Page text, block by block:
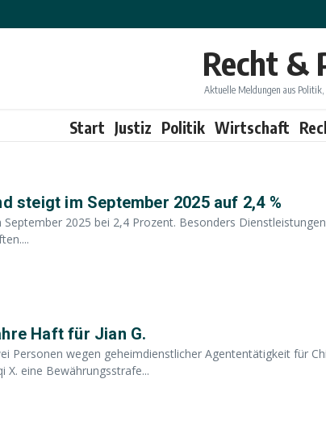
Recht &
Aktuelle Meldungen aus
Start Justiz Politik Wirtschaft
steigt im September 2025 auf 2,4 %
2025 bei 2,4 Prozent. Besonders
Haft für Jian G.
Personen wegen geheimdienstlicher Agententätigkeit für
X. eine Bewährungsstrafe...